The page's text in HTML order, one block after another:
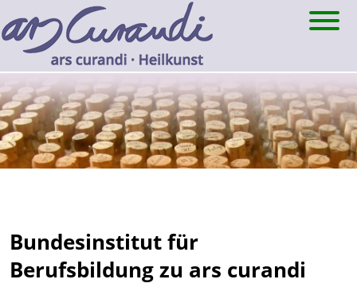
to
content
Bundesinstitut für
Berufsbildung zu ars curandi